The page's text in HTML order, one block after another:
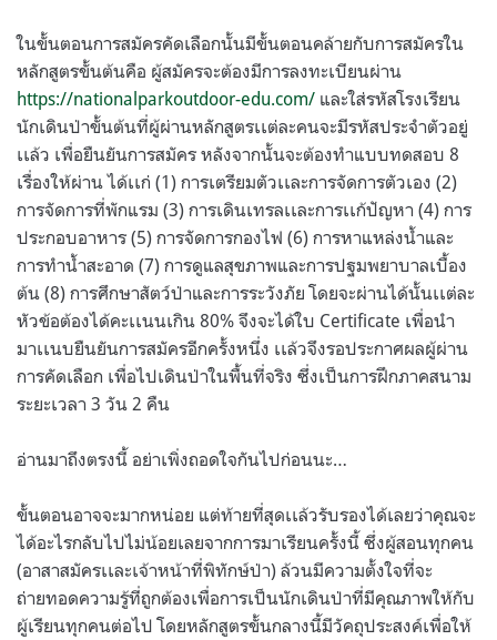
ในขั้นตอนการสมัครคัดเลือกนั้นมีขั้นตอนคล้ายกับการสมัครใน
หลักสูตรขั้นต้นคือ ผู้สมัครจะต้องมีการลงทะเบียนผ่าน
https://nationalparkoutdoor-edu.com/ และใส่รหัสโรงเรียน
นักเดินป่าขั้นต้นที่ผู้ผ่านหลักสูตรเเต่ละคนจะมีรหัสประจำตัวอยู่
เเล้ว เพื่อยืนยันการสมัคร หลังจากนั้นจะต้องทำแบบทดสอบ 8
เรื่องให้ผ่าน ได้เเก่ (1) การเตรียมตัวเเละการจัดการตัวเอง (2)
การจัดการที่พักแรม (3) การเดินเทรลเเละการเเก้ปัญหา (4) การ
ประกอบอาหาร (5) การจัดการกองไฟ (6) การหาแหล่งน้ำและ
การทำน้ำสะอาด (7) การดูแลสุขภาพและการปฐมพยาบาลเบื้อง
ต้น (8) การศึกษาสัตว์ป่าและการระวังภัย โดยจะผ่านได้นั้นเเต่ละ
หัวข้อต้องได้คะเเนนเกิน 80% จึงจะได้ใบ Certificate เพื่อนำ
มาเเนบยืนยันการสมัครอีกครั้งหนึ่ง เเล้วจึงรอประกาศผลผู้ผ่าน
การคัดเลือก เพื่อไปเดินป่าในพื้นที่จริง ซึ่งเป็นการฝึกภาคสนาม
ระยะเวลา 3 วัน 2 คืน
อ่านมาถึงตรงนี้ อย่าเพิ่งถอดใจกันไปก่อนนะ…
ขั้นตอนอาจจะมากหน่อย แต่ท้ายที่สุดเเล้วรับรองได้เลยว่าคุณจะ
ได้อะไรกลับไปไม่น้อยเลยจากการมาเรียนครั้งนี้ ซึ่งผู้สอนทุกคน
(อาสาสมัครเเละเจ้าหน้าที่พิทักษ์ป่า) ล้วนมีความตั้งใจที่จะ
ถ่ายทอดความรู้ที่ถูกต้องเพื่อการเป็นนักเดินป่าที่มีคุณภาพให้กับ
ผู้เรียนทุกคนต่อไป โดยหลักสูตรขั้นกลางนี้มีวัคถุประสงค์เพื่อให้